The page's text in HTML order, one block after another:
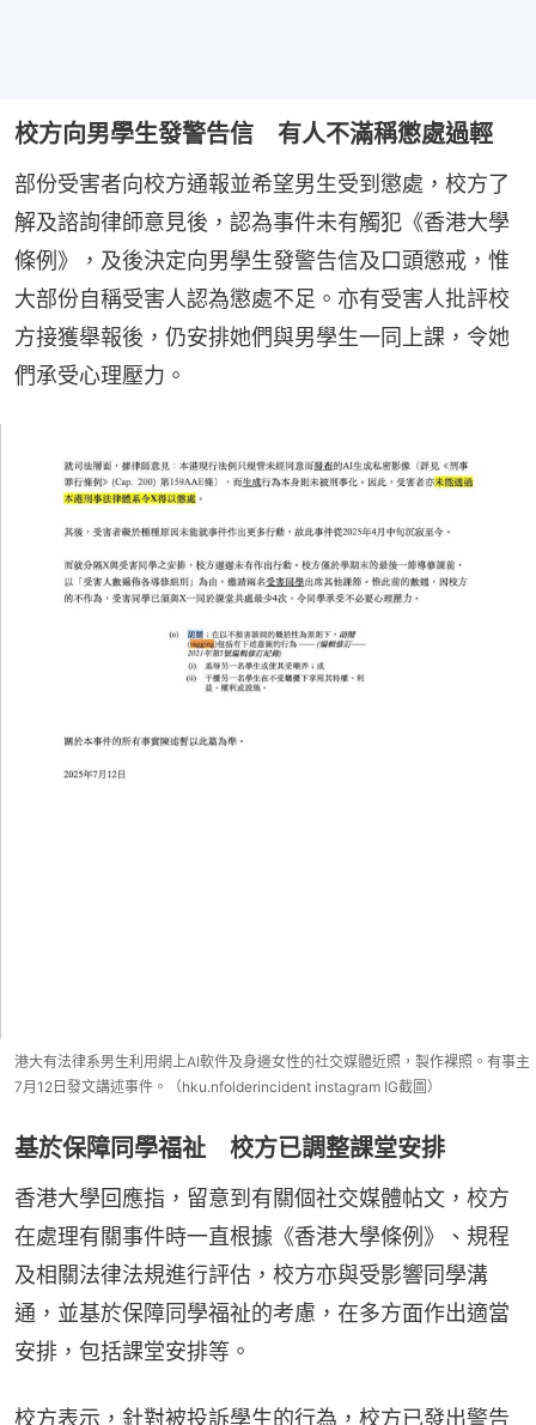
校方向男學生發警告信 有人不滿稱懲處過輕
部份受害者向校方通報並希望男生受到懲處，校方了
解及諮詢律師意見後，認為事件未有觸犯《香港大學
條例》，及後決定向男學生發警告信及口頭懲戒，惟
大部份自稱受害人認為懲處不足。亦有受害人批評校
方接獲舉報後，仍安排她們與男學生一同上課，令她
們承受心理壓力。
港大有法律系男生利用網上AI軟件及身邊女性的社交媒體近照，製作裸照。有事主
7月12日發文講述事件。（hku.nfolderincident instagram IG截圖）
基於保障同學福祉 校方已調整課堂安排
香港大學回應指，留意到有關個社交媒體帖文，校方
在處理有關事件時一直根據《香港大學條例》、規程
及相關法律法規進行評估，校方亦與受影響同學溝
通，並基於保障同學福祉的考慮，在多方面作出適當
安排，包括課堂安排等。
校方表示，針對被投訴學生的行為，校方已發出警告